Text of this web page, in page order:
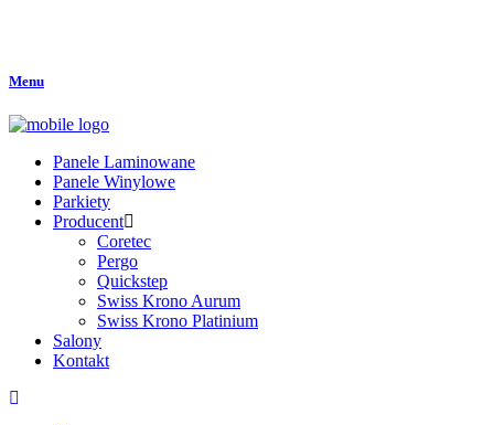
Menu
Panele Laminowane
Panele Winylowe
Parkiety
Producent
Coretec
Pergo
Quickstep
Swiss Krono Aurum
Swiss Krono Platinium
Salony
Kontakt